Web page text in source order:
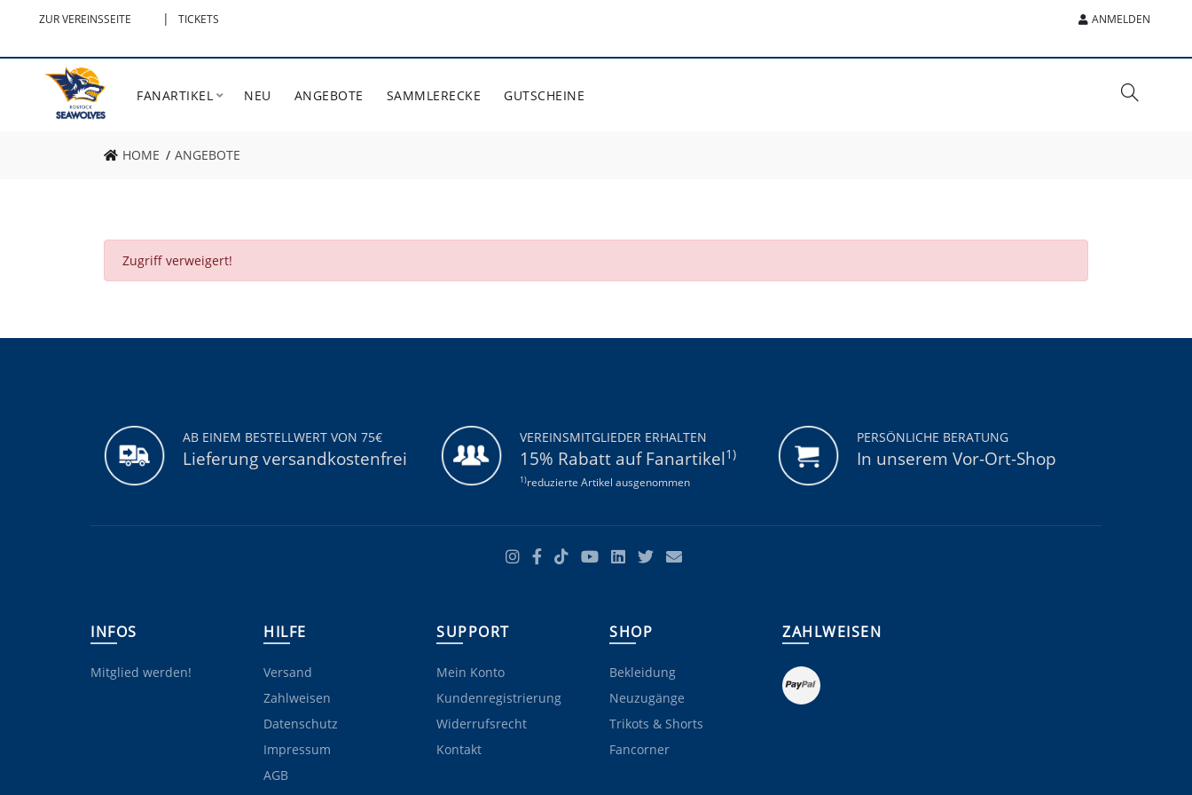
ZUR VEREINSSEITE | TICKETS ANMELDEN
FANARTIKEL NEU ANGEBOTE SAMMLERECKE GUTSCHEINE
HOME ANGEBOTE
Zugriff verweigert!
AB EINEM BESTELLWERT VON 75€
Lieferung versandkostenfrei
VEREINSMITGLIEDER ERHALTEN
15% Rabatt auf Fanartikel1)
1)reduzierte Artikel ausgenommen
PERSÖNLICHE BERATUNG
In unserem Vor-Ort-Shop
INFOS
Mitglied werden!
HILFE
Versand
Zahlweisen
Datenschutz
Impressum
AGB
SUPPORT
Mein Konto
Kundenregistrierung
Widerrufsrecht
Kontakt
SHOP
Bekleidung
Neuzugänge
Trikots & Shorts
Fancorner
ZAHLWEISEN